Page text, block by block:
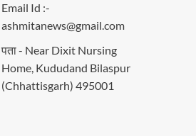
Email Id :-
ashmitanews@gmail.com
पता - Near Dixit Nursing
Home, Kududand Bilaspur
(Chhattisgarh) 495001